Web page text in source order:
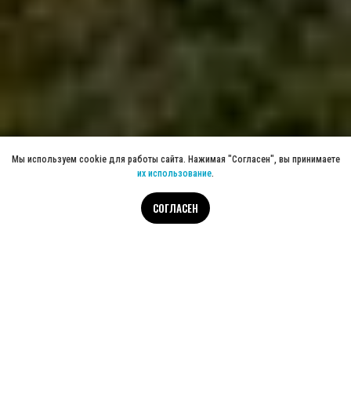
Мы используем cookie для работы сайта. Нажимая "Согласен", вы принимаете
их использование.
СОГЛАСЕН